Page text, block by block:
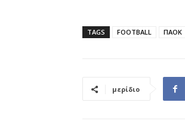
TAGS FOOTBALL ΠΑΟΚ
μερίδιο